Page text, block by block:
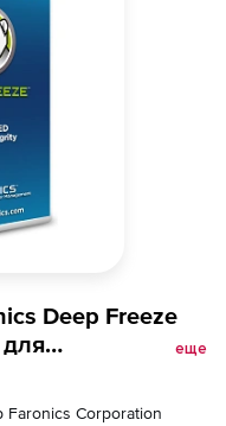
Deep Freeze
еще
Faronics Corporation